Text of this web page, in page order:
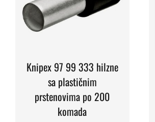
Knipex 97 99 333 hilzne
sa plastičnim
prstenovima po 200
komada